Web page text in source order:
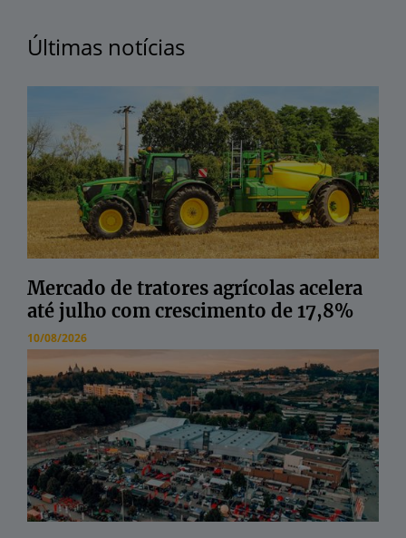
Últimas notícias
Mercado de tratores agrícolas acelera
até julho com crescimento de 17,8%
10/08/2026